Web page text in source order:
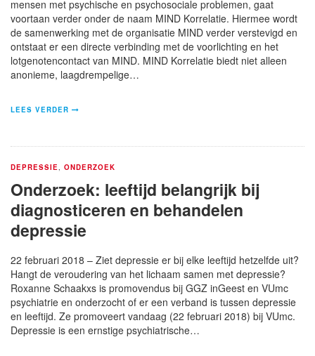
mensen met psychische en psychosociale problemen, gaat
voortaan verder onder de naam MIND Korrelatie. Hiermee wordt
de samenwerking met de organisatie MIND verder verstevigd en
ontstaat er een directe verbinding met de voorlichting en het
lotgenotencontact van MIND. MIND Korrelatie biedt niet alleen
anonieme, laagdrempelige…
LEES VERDER
DEPRESSIE ONDERZOEK
Onderzoek: leeftijd belangrijk bij
diagnosticeren en behandelen
depressie
22 februari 2018 – Ziet depressie er bij elke leeftijd hetzelfde uit?
Hangt de veroudering van het lichaam samen met depressie?
Roxanne Schaakxs is promovendus bij GGZ inGeest en VUmc
psychiatrie en onderzocht of er een verband is tussen depressie
en leeftijd. Ze promoveert vandaag (22 februari 2018) bij VUmc.
Depressie is een ernstige psychiatrische…